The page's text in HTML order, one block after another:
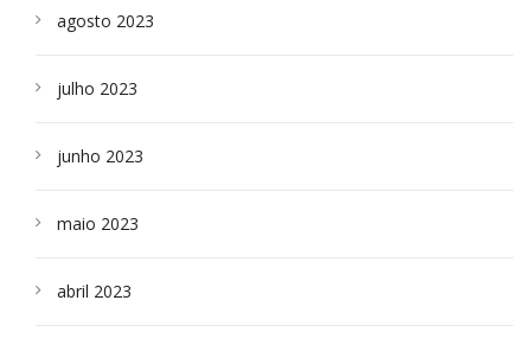
agosto 2023
julho 2023
junho 2023
maio 2023
abril 2023